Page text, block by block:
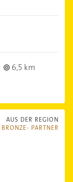
6,5 km
AUS DER REGION
BRONZE- PARTNER